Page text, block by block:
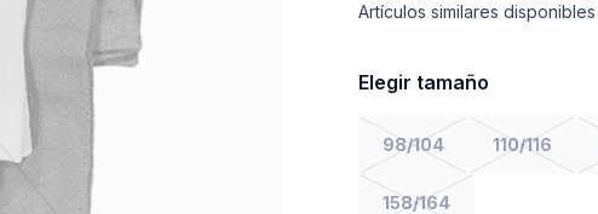
Artículos similares disponibles
Elegir tamaño
98/104 110/116
158/164